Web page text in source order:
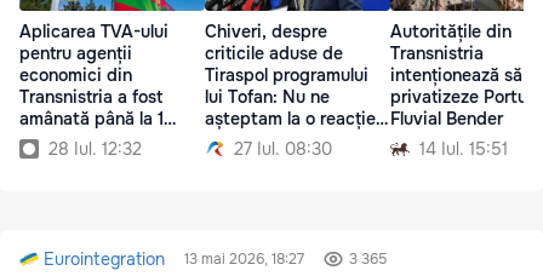
Aplicarea TVA-ului
pentru agenții
economici din
Transnistria a fost
amânată până la 1
septembrie
28 Iul. 12:32
Chiveri, despre
criticile aduse de
Tiraspol programului
lui Tofan: Nu ne
așteptam la o reacție
diferită27 Iul. 08:30
Autoritățile din
Transnistria
intenționează să
privatizeze Portul
Fluvial Bender
14 Iul. 15:51
Eurointegration 13 mai 2026, 18:27 3 365